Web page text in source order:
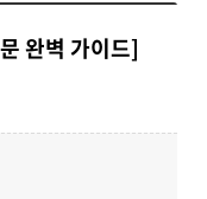
완벽 가이드]